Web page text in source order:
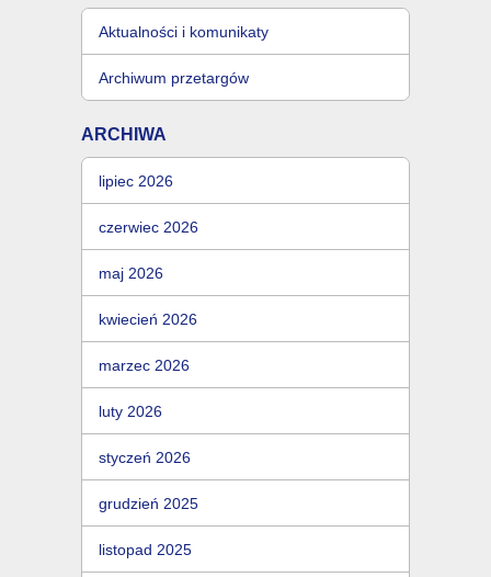
Aktualności i komunikaty
Archiwum przetargów
ARCHIWA
lipiec 2026
czerwiec 2026
maj 2026
kwiecień 2026
marzec 2026
luty 2026
styczeń 2026
grudzień 2025
listopad 2025